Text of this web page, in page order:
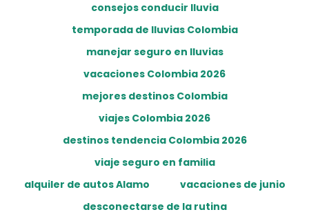
consejos conducir lluvia
temporada de lluvias Colombia
manejar seguro en lluvias
vacaciones Colombia 2026
mejores destinos Colombia
viajes Colombia 2026
destinos tendencia Colombia 2026
viaje seguro en familia
alquiler de autos Alamo
vacaciones de junio
desconectarse de la rutina